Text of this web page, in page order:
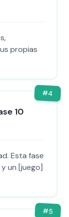
propias
#4
10
Esta fase
un [juego]
#5